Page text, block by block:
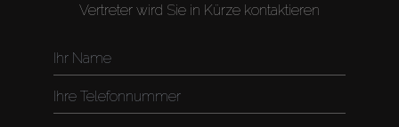
Vertreter wird Sie in Kürze kontaktieren